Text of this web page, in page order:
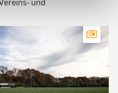
und